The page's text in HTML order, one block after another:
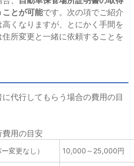
ことが可能です。次の項でご紹介
くなりますが、とにかく手間を
所変更と一緒に依頼することを
代行してもらう場合の費用の目
用の目安
変更なし） 10,000～25,000円